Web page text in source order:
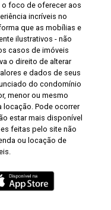
foco de oferecer aos
incríveis no
que as mobílias e
ilustrativos - não
casos de imóveis
o direito de alterar
e dados de seus
do condomínio
menor ou mesmo
locação. Pode ocorrer
estar mais disponível
feitas pelo site não
ou locação de